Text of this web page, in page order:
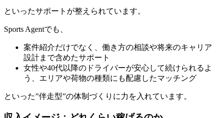
といったサポートが整えられています。
Sports Agentでも、
案件紹介だけでなく、働き方の相談や将来のキャリア
設計まで含めたサポート
女性や40代以降のドライバーが安心して続けられるよ
う、エリアや荷物の種類にも配慮したマッチング
といった”伴走型”の体制づくりに力を入れています。